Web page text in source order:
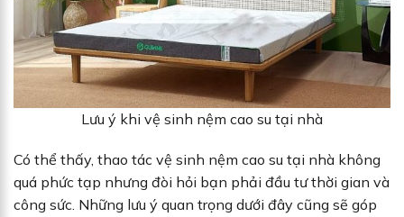
Lưu ý khi vệ sinh nệm cao su tại nhà
Có thể thấy, thao tác vệ sinh nệm cao su tại nhà không
quá phức tạp nhưng đòi hỏi bạn phải đầu tư thời gian và
công sức. Những lưu ý quan trọng dưới đây cũng sẽ góp